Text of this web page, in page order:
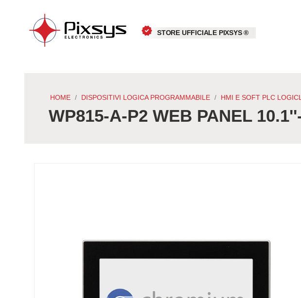
STORE UFFICIALE PIXSYS ®
HOME DISPOSITIVI LOGICA PROGRAMMABILE HMI E SOFT PLC
WP815-A-P2 WEB PANEL